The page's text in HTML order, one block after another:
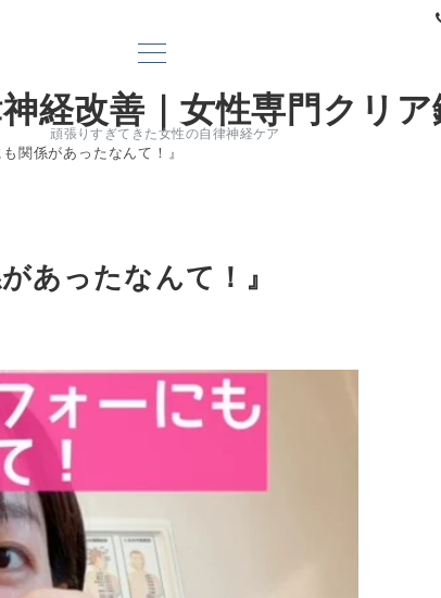
経改善｜女性専門クリア
頑張りすぎてきた女性の自律神経ケア
関係があったなんて！』
あったなんて！』
電話
0429